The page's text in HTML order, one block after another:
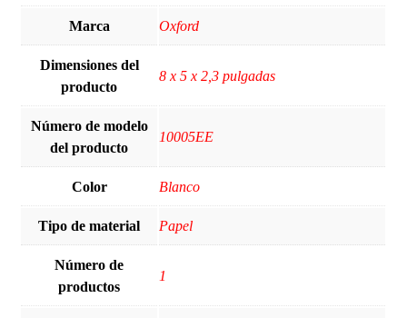
Marca ‎Oxford
Dimensiones del
producto
‎8 x 5 x 2,3 pulgadas
Número de modelo
del producto
‎10005EE
Color Blanco
Tipo de material Papel
Número de
productos
‎1